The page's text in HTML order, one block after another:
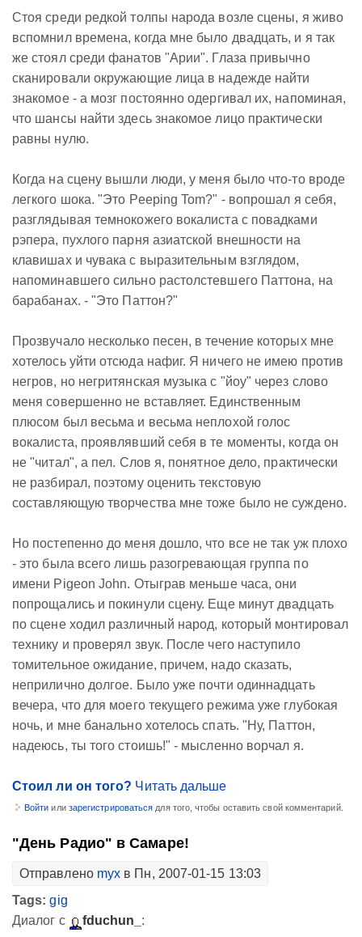
Стоя среди редкой толпы народа возле сцены, я живо
вспомнил времена, когда мне было двадцать, и я так
же стоял среди фанатов "Арии". Глаза привычно
сканировали окружающие лица в надежде найти
знакомое - а мозг постоянно одергивал их, напоминая,
что шансы найти здесь знакомое лицо практически
равны нулю.
Когда на сцену вышли люди, у меня было что-то вроде
легкого шока. "Это Peeping Tom?" - вопрошал я себя,
разглядывая темнокожего вокалиста с повадками
рэпера, пухлого парня азиатской внешности на
клавишах и чувака с выразительным взглядом,
напоминавшего сильно растолстевшего Паттона, на
барабанах. - "Это Паттон?"
Прозвучало несколько песен, в течение которых мне
хотелось уйти отсюда нафиг. Я ничего не имею против
негров, но негритянская музыка с "йоу" через слово
меня совершенно не вставляет. Единственным
плюсом был весьма и весьма неплохой голос
вокалиста, проявлявший себя в те моменты, когда он
не "читал", а пел. Слов я, понятное дело, практически
не разбирал, поэтому оценить текстовую
составляющую творчества мне тоже было не суждено.
Но постепенно до меня дошло, что все не так уж плохо
- это была всего лишь разогревающая группа по
имени Pigeon John. Отыграв меньше часа, они
попрощались и покинули сцену. Еще минут двадцать
по сцене ходил различный народ, который монтировал
технику и проверял звук. После чего наступило
томительное ожидание, причем, надо сказать,
неприлично долгое. Было уже почти одиннадцать
вечера, что для моего текущего режима уже глубокая
ночь, и мне банально хотелось спать. "Ну, Паттон,
надеюсь, ты того стоишь!" - мысленно ворчал я.
Стоил ли он того? Читать дальше
Войти или зарегистрироваться для того, чтобы оставить свой комментарий.
"День Радио" в Самаре!
Отправлено myx в Пн, 2007-01-15 13:03
Tags:gig
Диалог с
fduchun_ :